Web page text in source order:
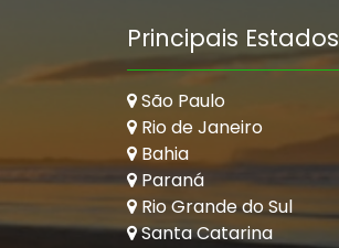
Principais Estados
São Paulo
Rio de Janeiro
Bahia
Paraná
Rio Grande do Sul
Santa Catarina